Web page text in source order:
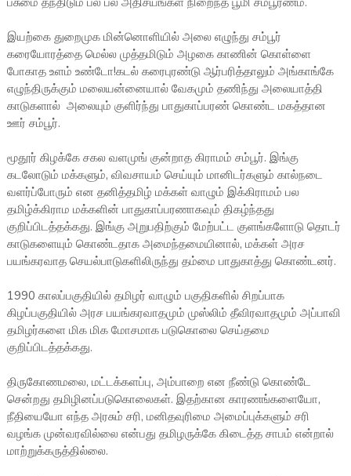
இயற்கை துறைமுக மின்னொளியில் அலை எழுந்து சம்பூர்
கரையோரத்தை மெல்ல முத்தமிடும் அழகை காணின் கொள்ளை
போகாத உளம் உண்டோ!கடல் கரைபுரண்டு ஆர்பரித்தாலும் அங்காங்கே
எழுந்திருக்கும் மலையன்னையால் வேகமும் தணிந்து அலையாத்தி
காடுகளால் அலையும் குளிர்ந்து பாதுகாப்பரண் கொண்ட மகத்தான
ஊர் சம்பூர்.
மூதூர் கிழக்கே சகல வளமுங் குன்றாத கிராமம் சம்பூர். இங்கு
கடலோடும் மக்களும், விவசாயம் செய்யும் மானிடர்களும் கால்நடை
வளர்ப்போரும் என தனித்தமிழ் மக்கள் வாழும் இக்கிராமம் பல
தமிழ்க்கிராம மக்களின் பாதுகாப்பரணாகவும் திகழ்ந்தது
குறிப்பிடத்தக்கது. இங்கு அறுபதிற்கும் மேற்பட்ட குளங்களோடு தொடர்
காடுகளையும் கொண்டதாக அமைந்தமையினால், மக்கள் அரச
பயங்கரவாத செயல்பாடுகளிலிருந்து தம்மை பாதுகாத்து கொண்டனர்.
1990 காலப்பகுதியில் தமிழர் வாழும் பகுதிகளில் சிறப்பாக
கிழப்பகுதியில் அரச பயங்கரவாதமும் முஸ்லிம் தீவிரவாதமும் அப்பாவி
தமிழர்களை மிக மிக மோசமாக படுகொலை செய்தமை
குறிப்பிடத்தக்கது.
திருகோணமலை, மட்டக்களப்பு, அம்பாறை என நீண்டு கொண்டே
சென்றது தமிழினப்படுகொலைகள். இதற்கான காரணங்களையோ,
நீதியையோ எந்த அரசும் சரி, மனிதவுரிமை அமைப்புக்களும் சரி
வழங்க முன்வரவில்லை என்பது தமிழருக்கே கிடைத்த சாபம் என்றால்
மாற்றுக்கருத்தில்லை.